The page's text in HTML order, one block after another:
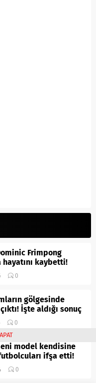
Frimpong
hayatını kaybetti!
0
gölgesinde
İşte aldığı sonuç
0
model kendisine
ifşa etti!
0